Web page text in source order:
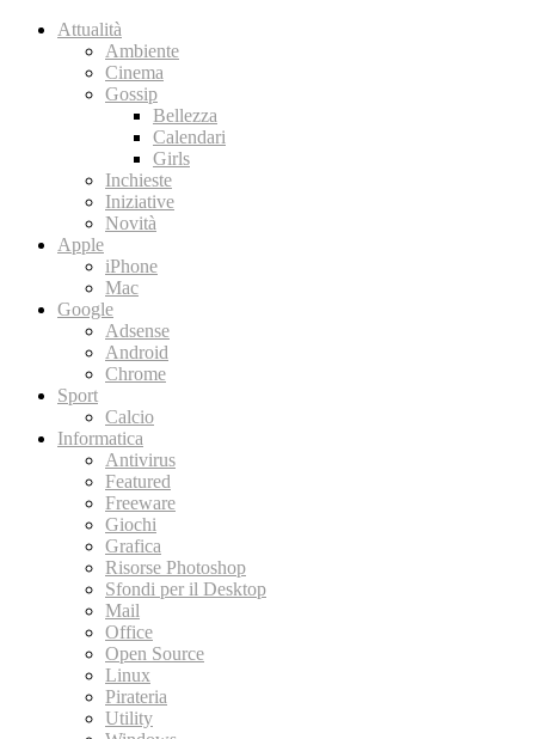
Attualità
Ambiente
Cinema
Gossip
Bellezza
Calendari
Girls
Inchieste
Iniziative
Novità
Apple
iPhone
Mac
Google
Adsense
Android
Chrome
Sport
Calcio
Informatica
Antivirus
Featured
Freeware
Giochi
Grafica
Risorse Photoshop
Sfondi per il Desktop
Mail
Office
Open Source
Linux
Pirateria
Utility